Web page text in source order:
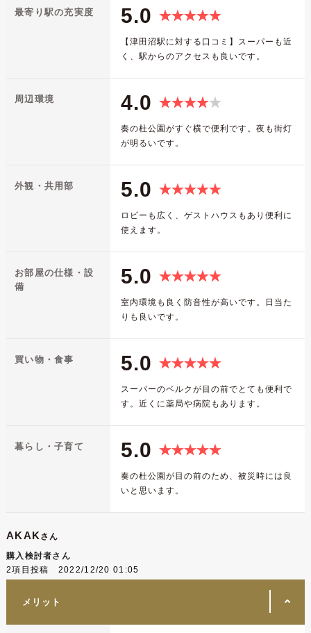
最寄り駅の充実度 5.0
【津田沼駅に対する口コミ】スーパーも近
く、駅からのアクセスも良いです。
周辺環境 4.0
奏の杜公園がすぐ横で便利です。夜も街灯
が明るいです。
外観・共用部 5.0
ロビーも広く、ゲストハウスもあり便利に
使えます。
お部屋の仕様・設
備
5.0
室内環境も良く防音性が高いです。日当た
りも良いです。
買い物・食事 5.0
スーパーのベルクが目の前でとても便利で
す。近くに薬局や病院もあります。
暮らし・子育て 5.0
奏の杜公園が目の前のため、被災時には良
いと思います。
AKAK さん
購入検討者さん
2項目投稿 2022/12/20 01:05
メリット